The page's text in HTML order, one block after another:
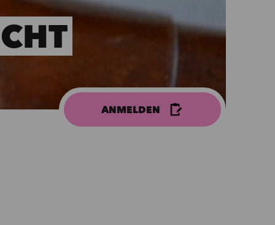
ANMELDEN